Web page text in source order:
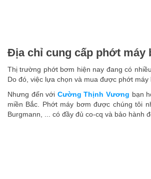
Địa chỉ cung cấp phớt máy
Thị trường phớt bơm hiện nay đang có
Do đó, việc lựa chọn và mua được phớt
Nhưng đến với Cường Thịnh Vương bạn
miền Bắc. Phớt máy bơm được chúng tôi
Burgmann, ... có đầy đủ co-cq và bảo hành